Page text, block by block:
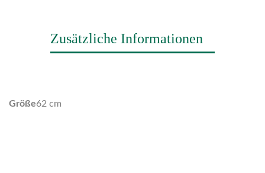
Zusätzliche Informationen
Größe62 cm